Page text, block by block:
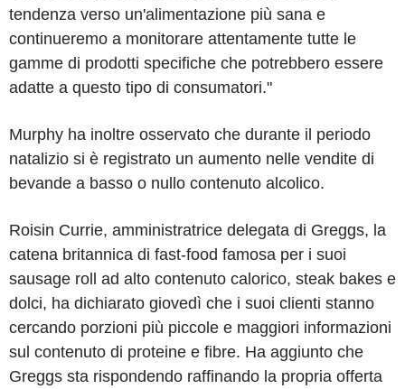
tendenza verso un'alimentazione più sana e
continueremo a monitorare attentamente tutte le
gamme di prodotti specifiche che potrebbero essere
adatte a questo tipo di consumatori."
Murphy ha inoltre osservato che durante il periodo
natalizio si è registrato un aumento nelle vendite di
bevande a basso o nullo contenuto alcolico.
Roisin Currie, amministratrice delegata di Greggs, la
catena britannica di fast-food famosa per i suoi
sausage roll ad alto contenuto calorico, steak bakes e
dolci, ha dichiarato giovedì che i suoi clienti stanno
cercando porzioni più piccole e maggiori informazioni
sul contenuto di proteine e fibre. Ha aggiunto che
Greggs sta rispondendo raffinando la propria offerta